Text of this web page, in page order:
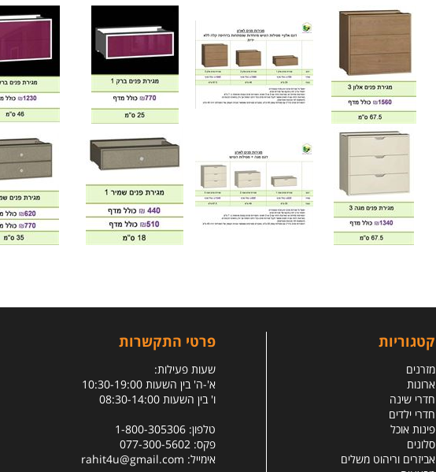
קטגוריות
מזרנים
ארונות
חדרי שינה
חדרי ילדים
פינות אוכל
סלונים
אביזרים וריהוט משלים
פרטי התקשרות
שעות פעילות:
א'-ה' בין השעות 10:30-19:00
ו' בין השעות 08:30-14:00
טלפון: 1-800-305306
פקס: 077-300-5602
אימייל: rahit4u@gmail.com